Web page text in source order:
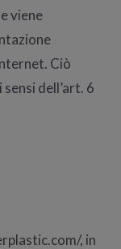
viene
Ciò
dell’art. 6
, in